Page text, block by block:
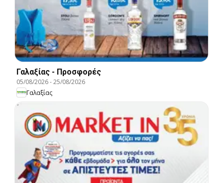
Γαλαξίας - Προσφορές
05/08/2026-25/08/2026
Γαλαξίας